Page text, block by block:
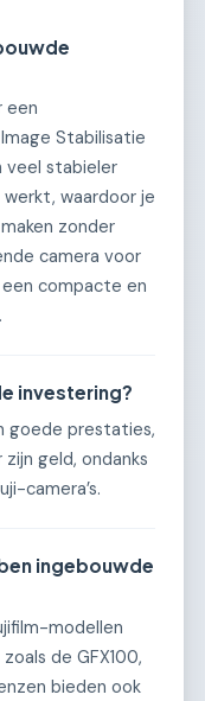
een
Stabilisatie
veel stabieler
waardoor je
zonder
camera voor
compacte en
investering?
goede prestaties,
geld, ondanks
camera’s.
ingebouwde
modellen
de GFX100,
bieden ook